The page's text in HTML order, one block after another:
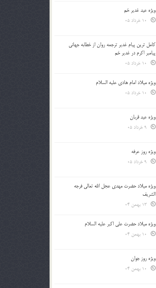
ویژه عید غدیر خم
کامل ترین پیام غدیر ترجمه روان از خطابه جهانی
پیامبر اکرم در غدیر خم
ویژه میلاد امام هادی علیه السلام
ویژه عید قربان
ویژه روز عرفه
ویژه میلاد حضرت مهدی عجل الله تعالی فرجه
الشريف
ویژه میلاد حضرت علی اکبر علیه السلام
ویژه روز جوان